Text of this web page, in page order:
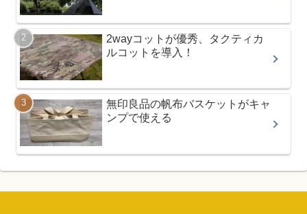
2wayコットが優秀、タクティカ
ルコットを導入！
無印良品の帆布バスケットがキャ
ンプで使える